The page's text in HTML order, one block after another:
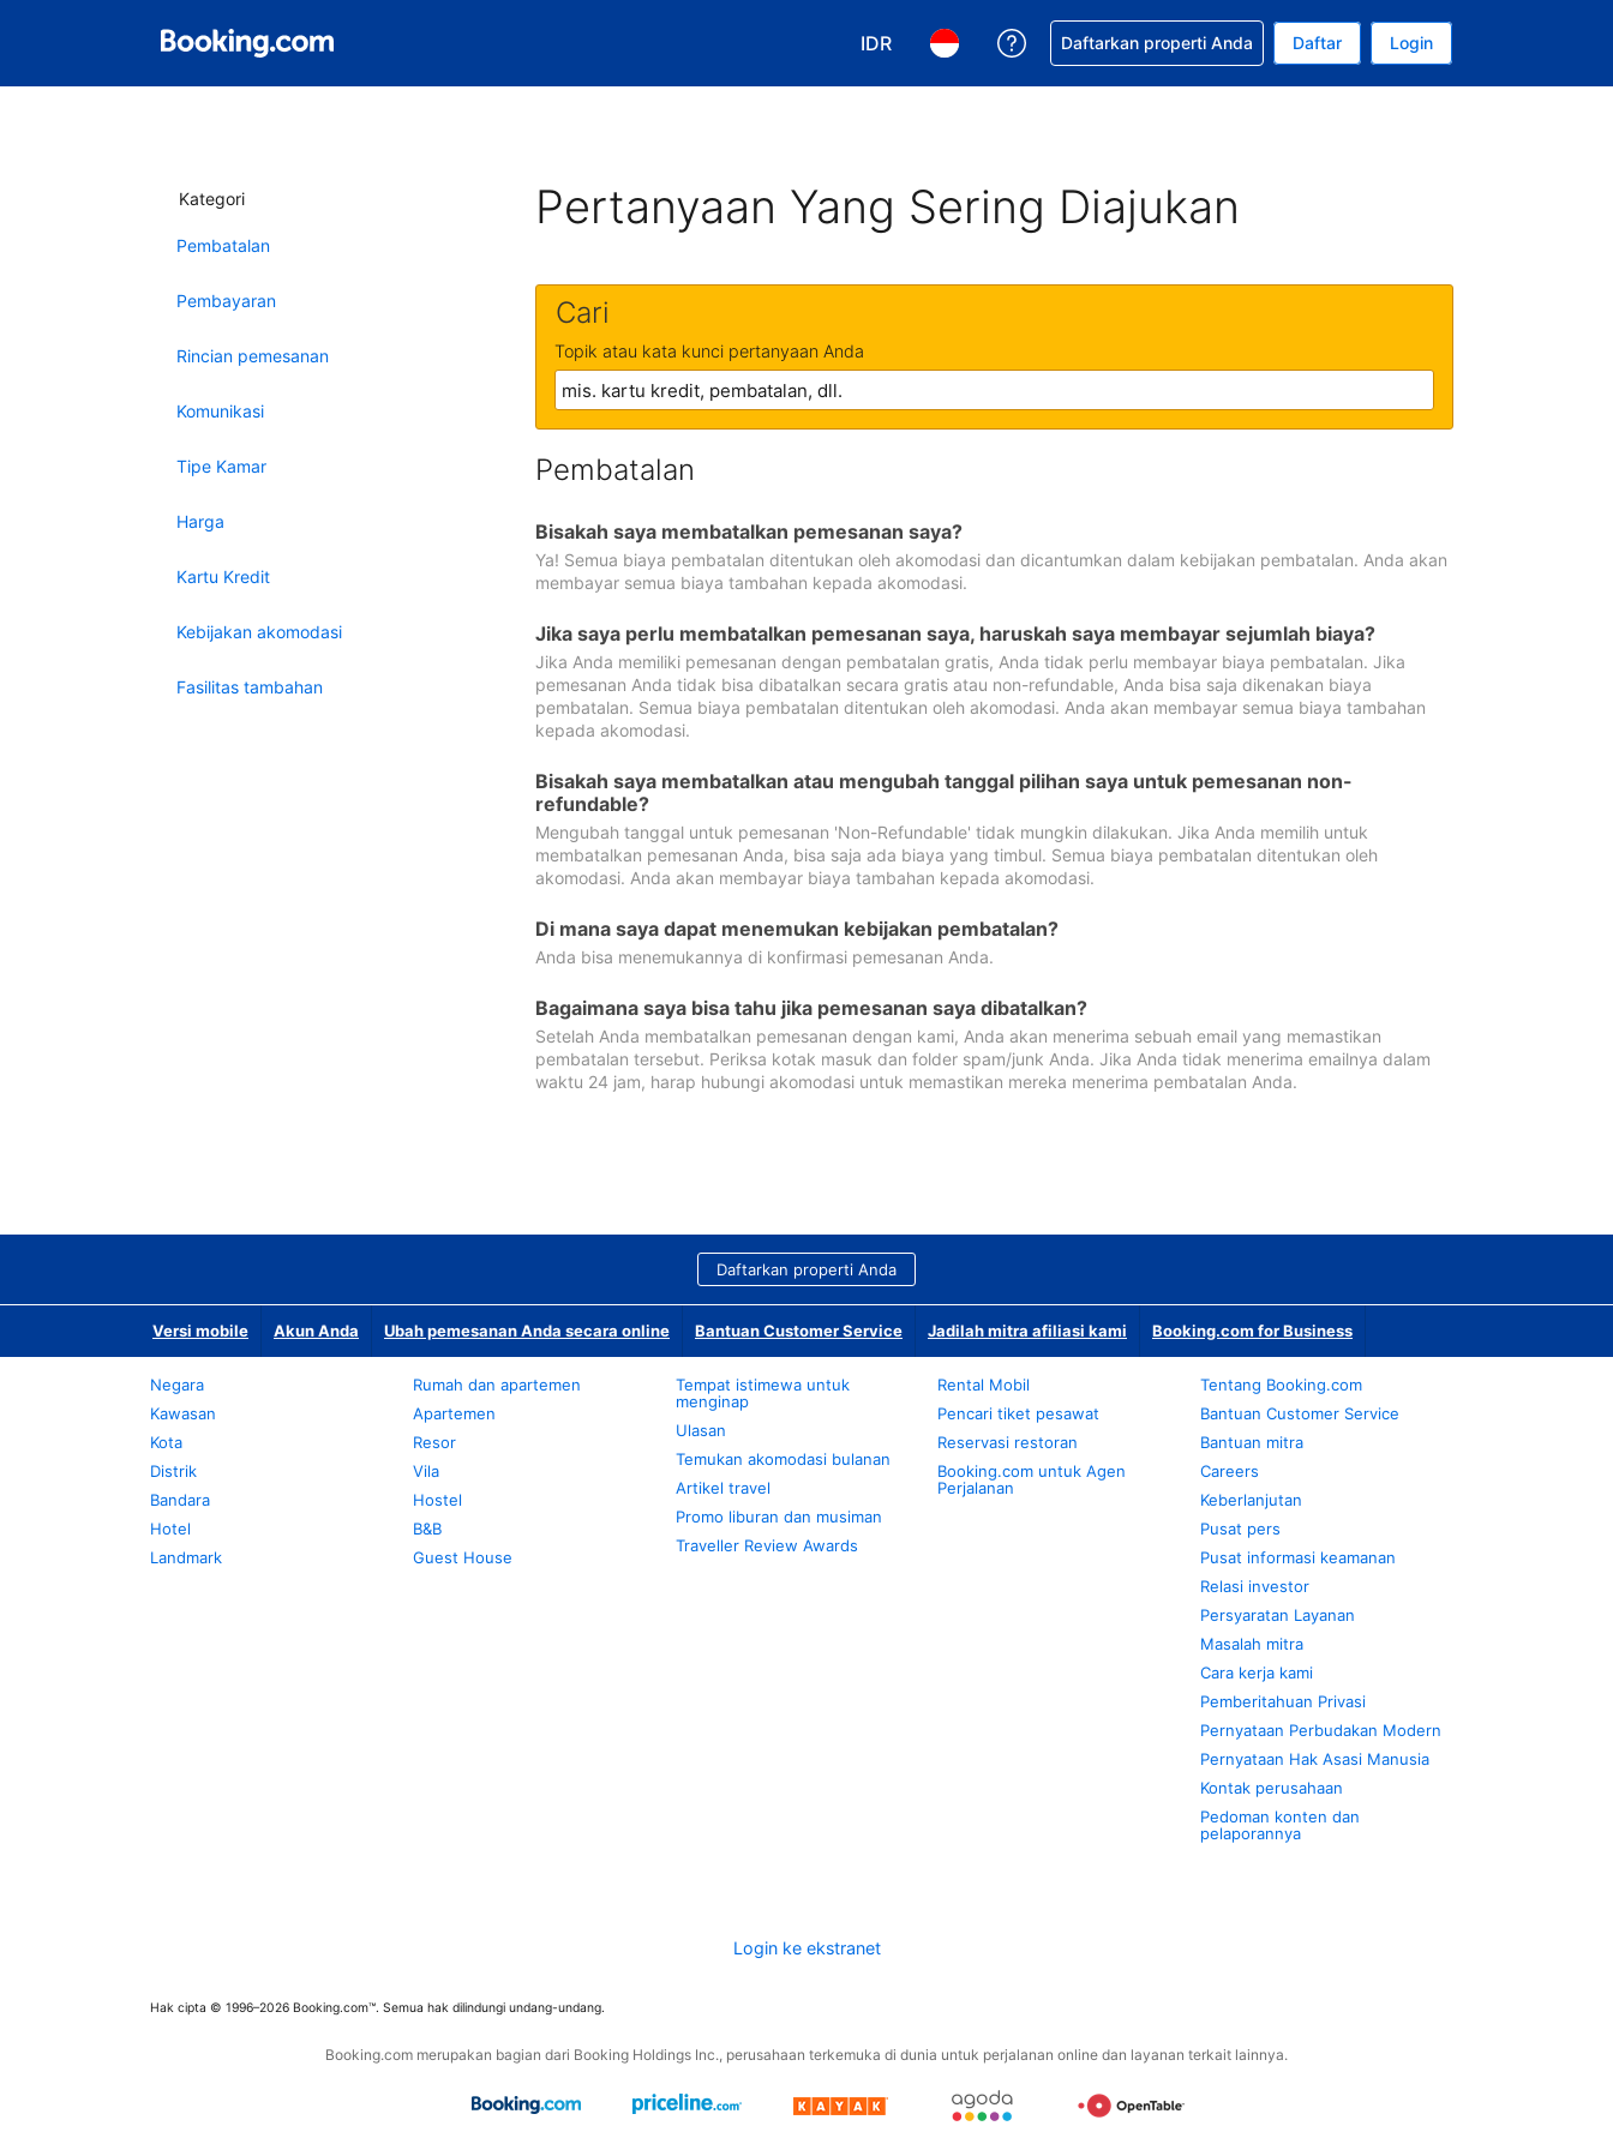
IDR
Pilih mata uang Anda. Mata uang Anda saat ini adalah Rupiah Indonesia
Pilih bahasa Anda. Bahasa Anda saat ini adalah Bahasa Indonesia
Dapatkan bantuan untuk pemesanan Anda
Daftarkan properti Anda Daftar Login
Kategori
Pembatalan
Pembayaran
Rincian pemesanan
Komunikasi
Tipe Kamar
Harga
Kartu Kredit
Kebijakan akomodasi
Fasilitas tambahan
Pertanyaan Yang Sering Diajukan
Cari
Topik atau kata kunci pertanyaan Anda
Pembatalan
Bisakah saya membatalkan pemesanan saya?
Ya! Semua biaya pembatalan ditentukan oleh akomodasi dan dicantumkan dalam kebijakan pembatalan. Anda akan
membayar semua biaya tambahan kepada akomodasi.
Jika saya perlu membatalkan pemesanan saya, haruskah saya membayar sejumlah biaya?
Jika Anda memiliki pemesanan dengan pembatalan gratis, Anda tidak perlu membayar biaya pembatalan. Jika
pemesanan Anda tidak bisa dibatalkan secara gratis atau non-refundable, Anda bisa saja dikenakan biaya
pembatalan. Semua biaya pembatalan ditentukan oleh akomodasi. Anda akan membayar semua biaya tambahan
kepada akomodasi.
Bisakah saya membatalkan atau mengubah tanggal pilihan saya untuk pemesanan non-
refundable?
Mengubah tanggal untuk pemesanan 'Non-Refundable' tidak mungkin dilakukan. Jika Anda memilih untuk
membatalkan pemesanan Anda, bisa saja ada biaya yang timbul. Semua biaya pembatalan ditentukan oleh
akomodasi. Anda akan membayar biaya tambahan kepada akomodasi.
Di mana saya dapat menemukan kebijakan pembatalan?
Anda bisa menemukannya di konfirmasi pemesanan Anda.
Bagaimana saya bisa tahu jika pemesanan saya dibatalkan?
Setelah Anda membatalkan pemesanan dengan kami, Anda akan menerima sebuah email yang memastikan
pembatalan tersebut. Periksa kotak masuk dan folder spam/junk Anda. Jika Anda tidak menerima emailnya dalam
waktu 24 jam, harap hubungi akomodasi untuk memastikan mereka menerima pembatalan Anda.
Daftarkan properti Anda
Versi mobile Akun Anda Ubah pemesanan Anda secara online Bantuan Customer Service Jadilah mitra afiliasi kami Booking.com for Business
Negara
Kawasan
Kota
Distrik
Bandara
Hotel
Landmark
Rumah dan apartemen
Apartemen
Resor
Vila
Hostel
B&B
Guest House
Tempat istimewa untuk
menginap
Ulasan
Temukan akomodasi bulanan
Artikel travel
Promo liburan dan musiman
Traveller Review Awards
Rental Mobil
Pencari tiket pesawat
Reservasi restoran
Booking.com untuk Agen
Perjalanan
Tentang Booking.com
Bantuan Customer Service
Bantuan mitra
Careers
Keberlanjutan
Pusat pers
Pusat informasi keamanan
Relasi investor
Persyaratan Layanan
Masalah mitra
Cara kerja kami
Pemberitahuan Privasi
Pernyataan Perbudakan Modern
Pernyataan Hak Asasi Manusia
Kontak perusahaan
Pedoman konten dan
pelaporannya
Login ke ekstranet
Hak cipta © 1996–2026 Booking.com™. Semua hak dilindungi undang-undang.
Booking.com merupakan bagian dari Booking Holdings Inc., perusahaan terkemuka di dunia untuk perjalanan online dan layanan terkait lainnya.